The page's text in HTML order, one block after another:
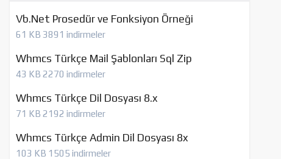
Vb.Net Prosedür ve Fonksiyon Örneği
61 KB 3891 indirmeler
Whmcs Türkçe Mail Şablonları Sql Zip
43 KB 2270 indirmeler
Whmcs Türkçe Dil Dosyası 8.x
71 KB 2192 indirmeler
Whmcs Türkçe Admin Dil Dosyası 8x
103 KB 1505 indirmeler